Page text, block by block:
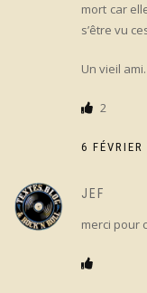
mort car
s’être vu
Un vieil
2
6 FÉVRIER
JEF
merci pour